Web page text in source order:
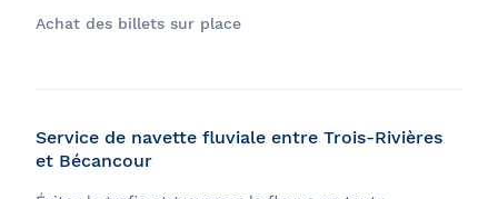
Achat des billets sur place
Service de navette fluviale entre Trois-Rivières
et Bécancour